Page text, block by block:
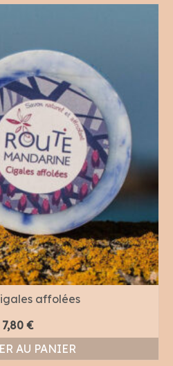
affolées
7,80 €
AU PANIER